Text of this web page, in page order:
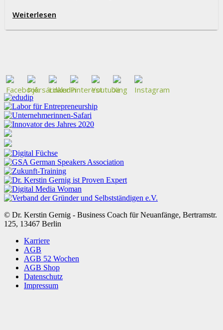
Weiterlesen
© Dr. Kerstin Gernig - Business Coach für Neuanfänge, Bertramstr.
125, 13467 Berlin
Karriere
AGB
AGB 52 Wochen
AGB Shop
Datenschutz
Impressum